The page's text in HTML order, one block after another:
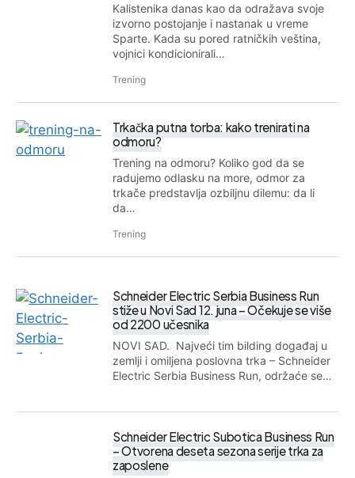
Kalistenika danas kao da odražava svoje
izvorno postojanje i nastanak u vreme
Sparte. Kada su pored ratničkih veština,
vojnici kondicionirali…
Trening
Trkačka putna torba: kako trenirati na
odmoru?
Trening na odmoru? Koliko god da se
radujemo odlasku na more, odmor za
trkače predstavlja ozbiljnu dilemu: da li
da…
Trening
Schneider Electric Serbia Business Run
stiže u Novi Sad 12. juna – Očekuje se više
od 2200 učesnika
NOVI SAD. Najveći tim bilding događaj u
zemlji i omiljena poslovna trka – Schneider
Electric Serbia Business Run, održaće se…
Schneider Electric Subotica Business Run
– Otvorena deseta sezona serije trka za
zaposlene